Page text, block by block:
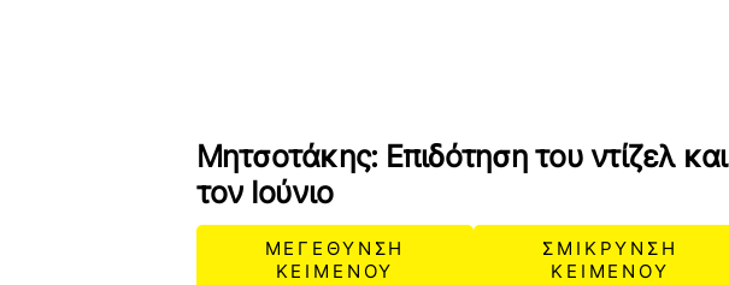
Μητσοτάκης: Επιδότηση του ντίζελ και
τον Ιούνιο
ΜΕΓΕΘΥΝΣΗ
ΚΕΙΜΕΝΟΥ
ΣΜΙΚΡΥΝΣΗ
ΚΕΙΜΕΝΟΥ